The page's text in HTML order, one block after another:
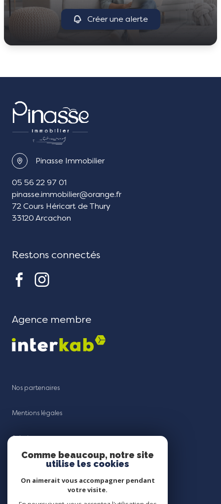
Créer une alerte
Pinasse Immobilier
05 56 22 97 01
pinasse.immobilier@orange.fr
72 Cours Héricart de Thury
33120 Arcachon
Restons connectés
Agence membre
Nos partenaires
Mentions légales
Admin
Nos honoraires
Comme beaucoup, notre site
utilise les cookies
On aimerait vous accompagner pendant
votre visite.